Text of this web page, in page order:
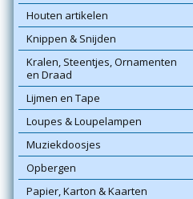
Houten artikelen
Knippen & Snijden
Kralen, Steentjes, Ornamenten
en Draad
Lijmen en Tape
Loupes & Loupelampen
Muziekdoosjes
Opbergen
Papier, Karton & Kaarten